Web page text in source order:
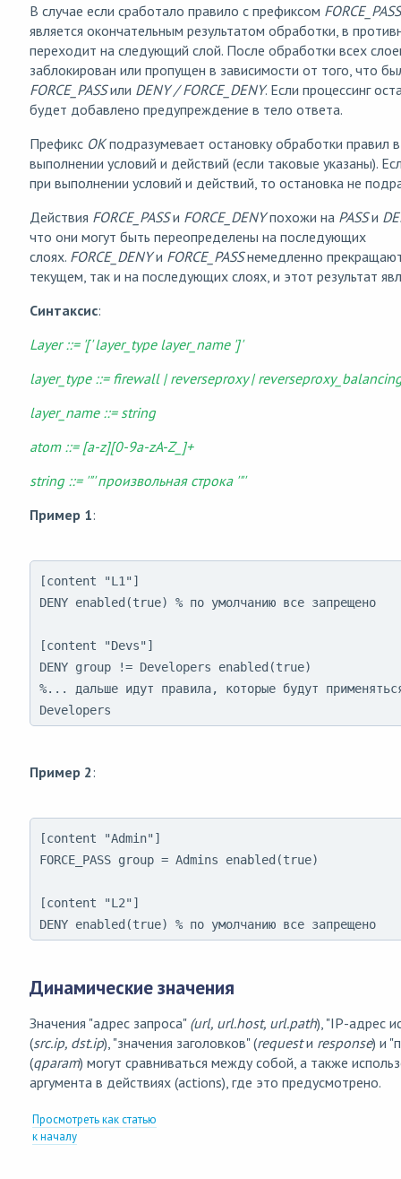
В случае если сработало правило с префиксом FORCE_PASS
является окончательным результатом обработки, в
переходит на следующий слой. После обработки всех
заблокирован или пропущен в зависимости от того, что
FORCE_PASSили DENY / FORCE_DENY. Если процессинг
будет добавлено предупреждение в тело ответа.
Префикс OKподразумевает остановку обработки правил
выполнении условий и действий (если таковые указаны).
при выполнении условий и действий, то остановка не
Действия FORCE_PASSи FORCE_DENYпохожи на PASSи
что они могут быть переопределены на последующих
слоях. FORCE_DENYи FORCE_PASSнемедленно
текущем, так и на последующих слоях, и этот результат
Синтаксис:
Layer ::= '[' layer_type layer_name ']'
layer_type ::= firewall | reverseproxy |
layer_name ::= string
atom ::= [a-z][0-9a-zA-Z_]+
string ::= '"' произвольная строка '"'
Пример 1:
[content "L1"]
DENY enabled(true) % по умолчанию все запрещено
[content "Devs"]
DENY group != Developers enabled(true)
%... дальше идут правила, которые будут
Developers
Пример 2:
[content "Admin"]
FORCE_PASS group = Admins enabled(true)
[content "L2"]
DENY enabled(true) % по умолчанию все запрещено
Динамические значения
Значения "адрес запроса" (url, url.host, url.path), "IP-адрес
(src.ip, dst.ip), "значения заголовков" (requestи response) и
(qparam) могут сравниваться между собой, а также
аргумента в действиях (actions), где это предусмотрено.
Просмотреть как статью
к началу